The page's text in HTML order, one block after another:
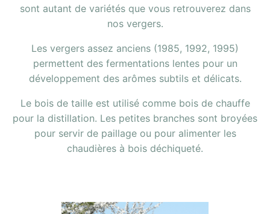
sont autant de variétés que vous retrouverez dans
nos vergers.
Les vergers assez anciens (1985, 1992, 1995)
permettent des fermentations lentes pour un
développement des arômes subtils et délicats.
Le bois de taille est utilisé comme bois de chauffe
pour la distillation. Les petites branches sont broyées
pour servir de paillage ou pour alimenter les
chaudières à bois déchiqueté.